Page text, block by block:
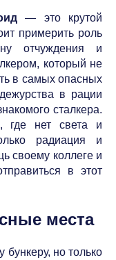
— это крутой
примерить роль
отчуждения и
который не
в самых опасных
в рации
сталкера.
где нет света и
радиация и
своему коллеге и
в этот
места
бункеру, но только